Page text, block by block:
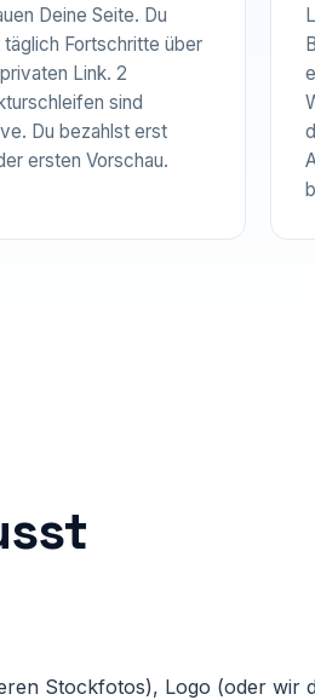
Deine Seite. Du
täglich Fortschritte über
Link. 2
sind
Du bezahlst erst
ersten Vorschau.
Stockfotos), Logo (oder wir